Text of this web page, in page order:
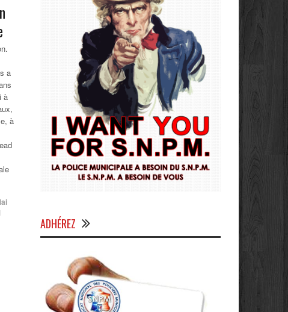
a
à
à
ADHÉREZ